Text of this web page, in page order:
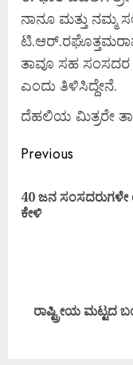
ನಾನೂ ಮತ್ತು ನಮ್ಮ
ತಾವೂ ಸಹ
ಎಂದು ತಿಳಿಸಿದ್ದೇನೆ.
ದೆಹಲಿಯ ಮಿತ್ರರೇ
Previous
40 ಜನ ಸಂಸದರುಗಳೇ
ಕೇಳಿ
ರಾಷ್ಟ್ರೀಯ ಮಟ್ಟದ